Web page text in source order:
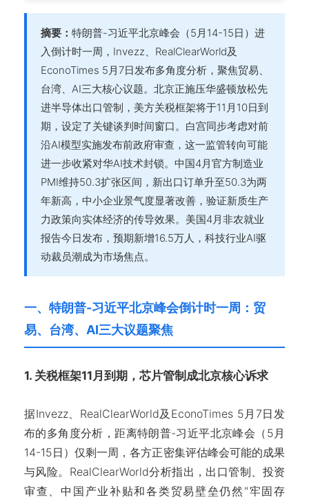
摘要： 特朗普-习近平北京峰会（5月14-15日）进
入倒计时一周，Invezz、RealClearWorld及
EconoTimes 5月7日发布多角度分析，聚焦贸易、
台湾、AI三大核心议题。北京正施压华盛顿放松先
进半导体出口管制，美方关税框架将于11月10日到
期，设定了关键谈判时间窗口。白宫同步考虑对前
沿AI模型实施发布前政府审查，这一监管转向可能
进一步收紧对华AI技术封锁。中国4月官方制造业
PMI维持50.3扩张区间，新出口订单升至50.3为两
年新高，中小企业景气度显著改善，验证新质生产
力政策向实体经济的传导效果。美国4月非农就业
报告今日发布，预期新增16.5万人，科技行业AI驱
动裁员潮成为市场焦点。
一、特朗普-习近平北京峰会倒计时一周：贸
易、台湾、AI三大议题聚焦
1. 关税框架11月到期，芯片管制成北京核心诉求
据Invezz、RealClearWorld及EconoTimes 5月7日发
布的多角度分析，距离特朗普-习近平北京峰会（5月
14-15日）仅剩一周，各方正密集评估峰会可能的成果
与风险。RealClearWorld分析指出，出口管制、投资
审查、中国产业补贴和各类贸易壁垒仍然"牢固存